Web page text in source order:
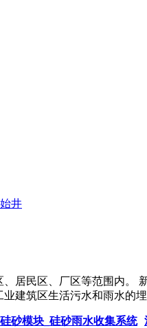
井
居民区、厂区等范围内。
建筑区生活污水和雨水的埋
砂模块_硅砂雨水收集系统